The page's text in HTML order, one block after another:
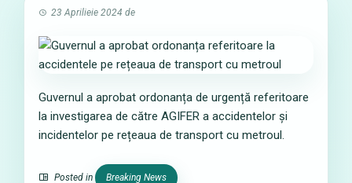
23 Aprilieie 2024 de
Guvernul a aprobat ordonanța de urgență referitoare
la investigarea de către AGIFER a accidentelor și
incidentelor pe rețeaua de transport cu metroul.
Posted in Breaking News